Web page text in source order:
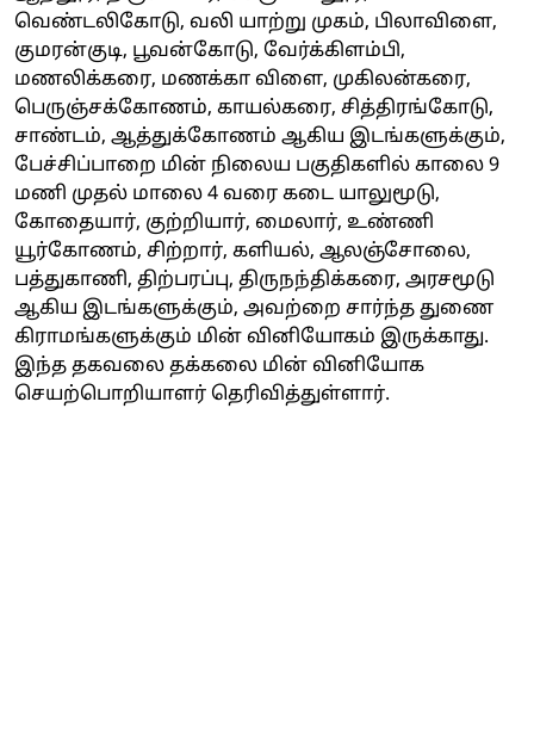
வெண்டலிகோடு, வலி யாற்று முகம், பிலாவிளை,
குமரன்குடி, பூவன்கோடு, வேர்க்கிளம்பி,
மணலிக்கரை, மணக்கா விளை, முகிலன்கரை,
பெருஞ்சக்கோணம், காயல்கரை, சித்திரங்கோடு,
சாண்டம், ஆத்துக்கோணம் ஆகிய இடங்களுக்கும்,
பேச்சிப்பாறை மின் நிலைய பகுதிகளில் காலை 9
மணி முதல் மாலை 4 வரை கடை யாலுமூடு,
கோதையார், குற்றியார், மைலார், உண்ணி
யூர்கோணம், சிற்றார், களியல், ஆலஞ்சோலை,
பத்துகாணி, திற்பரப்பு, திருநந்திக்கரை, அரசமூடு
ஆகிய இடங்களுக்கும், அவற்றை சார்ந்த துணை
கிராமங்களுக்கும் மின் வினியோகம் இருக்காது.
இந்த தகவலை தக்கலை மின் வினியோக
செயற்பொறியாளர் தெரிவித்துள்ளார்.